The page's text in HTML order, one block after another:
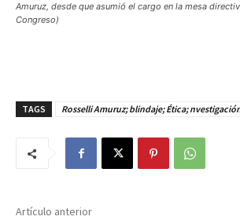
Amuruz, desde que asumió el cargo en la mesa
Congreso)
TAGS Rosselli Amuruz; blindaje; Ética;
Artículo anterior